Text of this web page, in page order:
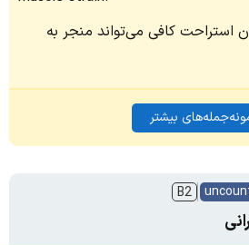
استراحت کافی می‌تواند منجر به
بیشتر
B2